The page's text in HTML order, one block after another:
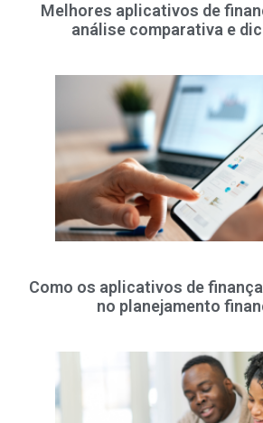
Melhores aplicativos de
análise comparativa e
Como os aplicativos de
no planejamento